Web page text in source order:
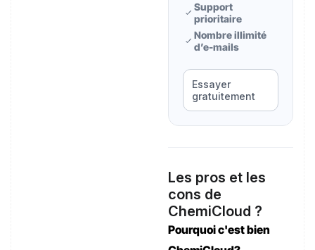
Support
prioritaire
Nombre illimité
d’e-mails
Essayer
gratuitement
Les pros et les
cons de
ChemiCloud ?
Pourquoi c'est bien